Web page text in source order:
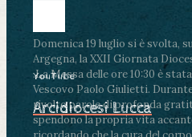
Domenica 19 luglio si è svolta,
Argegna, la XXII Giornata
.La Messa delle ore 10:30 è
Vescovo Paolo Giulietti.
rivolto parole di profonda
spendono la propria vita
YouTube
Arcidiocesi Lucca